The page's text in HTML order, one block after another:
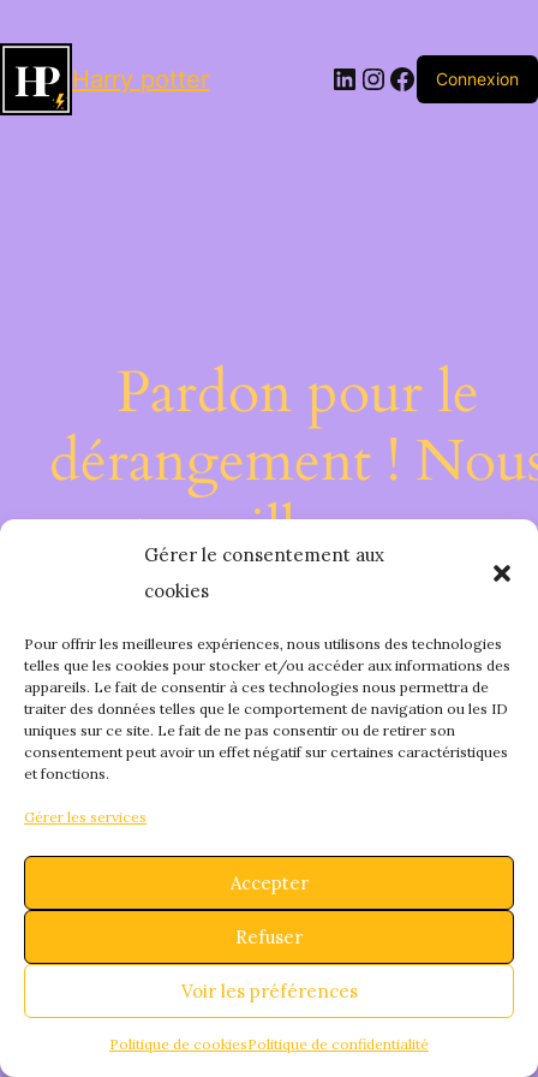
Gérer le consentement aux
cookies
Pour offrir les meilleures expériences, nous utilisons des technologies
telles que les cookies pour stocker et/ou accéder aux informations des
appareils. Le fait de consentir à ces technologies nous permettra de
traiter des données telles que le comportement de navigation ou les ID
uniques sur ce site. Le fait de ne pas consentir ou de retirer son
consentement peut avoir un effet négatif sur certaines caractéristiques
et fonctions.
Gérer les services
Accepter
Refuser
Voir les préférences
Politique de cookiesPolitique de confidentialité
Harry potter LinkedIn
Instagram
Facebook
Connexion
Pardon pour le
dérangement !
travaillons sur
quelque chose de
fantastique –
bientôt !